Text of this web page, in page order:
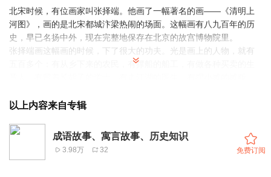
北宋时候，有位画家叫张择端。他画了一幅著名的画——《清明上
河图》，画的是北宋都城汴梁热闹的场面。这幅画有八九百年的历
史，早已名扬中外，现在完整地保存在北京的故宫博物院里。
张择端画这幅画的时候，下了很大的功夫。光是画上的人物，就有
五百多个：有从乡下来的农民，有撑船的船工，有做各种买卖的生
画上的街市可热闹了。街上有挂着各种招牌的店铺、作坊、酒楼、
有的挑着担，有的赶着毛驴，有的推着独轮车，有的悠闲地在街上
溜达。画面上的这些人，有的不到一寸，有的甚至只有黄豆那么
大。别看画上的人小，每个人在干什么，都能看得清清楚楚。
以上内容来自专辑
成语故事、寓言故事、历史知识
3.98万 32 免费订阅